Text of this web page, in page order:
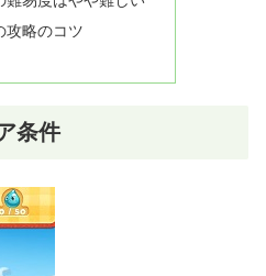
攻略のコツ
条件